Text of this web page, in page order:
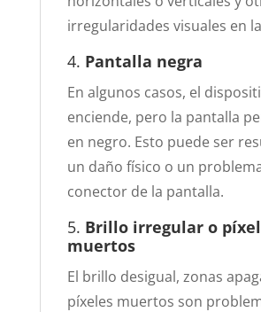
irregularidades visuales en
4. Pantalla negra
En algunos casos, el
enciende, pero la pantalla
en negro. Esto puede ser
un daño físico o un
conector de la pantalla.
5. Brillo irregular o
muertos
El brillo desigual, zonas
píxeles muertos son